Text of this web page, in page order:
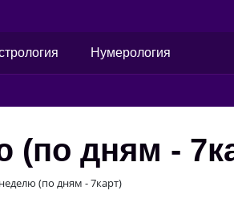
Нумерология
(по дням -
(по дням - 7карт)